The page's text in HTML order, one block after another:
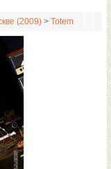
(2009) > Totem